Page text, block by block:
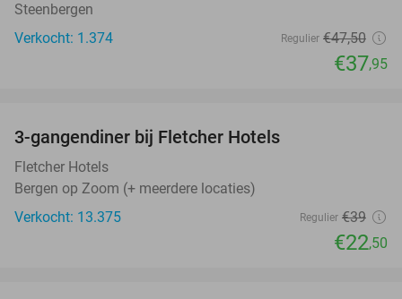
Steenbergen
Verkocht: 1.374
Regulier €47,50
€37,95
3-gangendiner bij Fletcher Hotels
Fletcher Hotels
Bergen op Zoom (+ meerdere locaties)
Verkocht: 13.375
Regulier €39
€22,50